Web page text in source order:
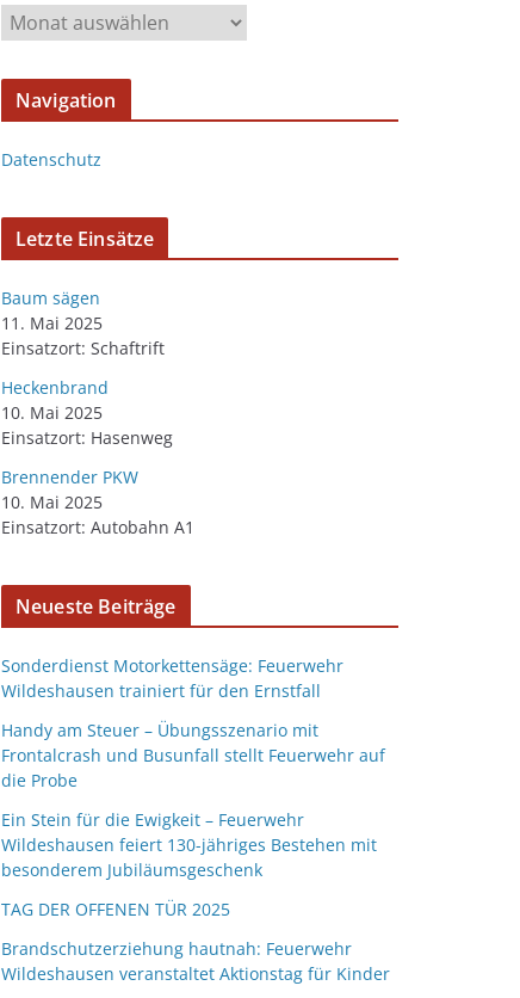
Navigation
Datenschutz
Letzte Einsätze
Baum sägen
11. Mai 2025
Einsatzort: Schaftrift
Heckenbrand
10. Mai 2025
Einsatzort: Hasenweg
Brennender PKW
10. Mai 2025
Einsatzort: Autobahn A1
Neueste Beiträge
Sonderdienst Motorkettensäge: Feuerwehr
Wildeshausen trainiert für den Ernstfall
Handy am Steuer – Übungsszenario mit
Frontalcrash und Busunfall stellt Feuerwehr auf
die Probe
Ein Stein für die Ewigkeit – Feuerwehr
Wildeshausen feiert 130-jähriges Bestehen mit
besonderem Jubiläumsgeschenk
TAG DER OFFENEN TÜR 2025
Brandschutzerziehung hautnah: Feuerwehr
Wildeshausen veranstaltet Aktionstag für Kinder